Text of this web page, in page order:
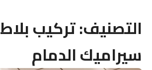
التصنيف:تركيب بلاط
سيراميك الدمام